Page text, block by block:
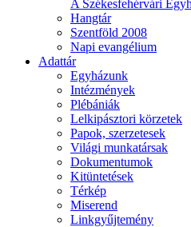
A Székesfehérvári
Hangtár
Szentföld 2008
Napi evangélium
Adattár
Egyházunk
Intézmények
Plébániák
Lelkipásztori körzetek
Papok, szerzetesek
Világi munkatársak
Dokumentumok
Kitüntetések
Térkép
Miserend
Linkgyűjtemény